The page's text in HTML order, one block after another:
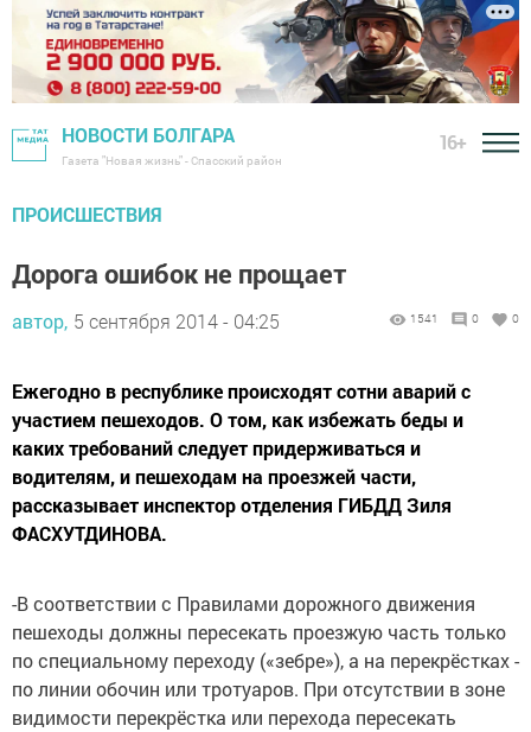
НОВОСТИ БОЛГАРА
Газета "Новая жизнь" - Спасский район
16+
ПРОИСШЕСТВИЯ
Дорога ошибок не прощает
автор, 5 сентября 2014 - 04:25 1541 0 0
Ежегодно в республике происходят сотни аварий с
участием пешеходов. О том, как избежать беды и
каких требований следует придерживаться и
водителям, и пешеходам на проезжей части,
рассказывает инспектор отделения ГИБДД Зиля
ФАСХУТДИНОВА.
-В соответствии с Правилами дорожного движения
пешеходы должны пересекать проезжую часть только
по специальному переходу («зебре»), а на перекрёстках -
по линии обочин или тротуаров. При отсутствии в зоне
видимости перекрёстка или перехода пересекать